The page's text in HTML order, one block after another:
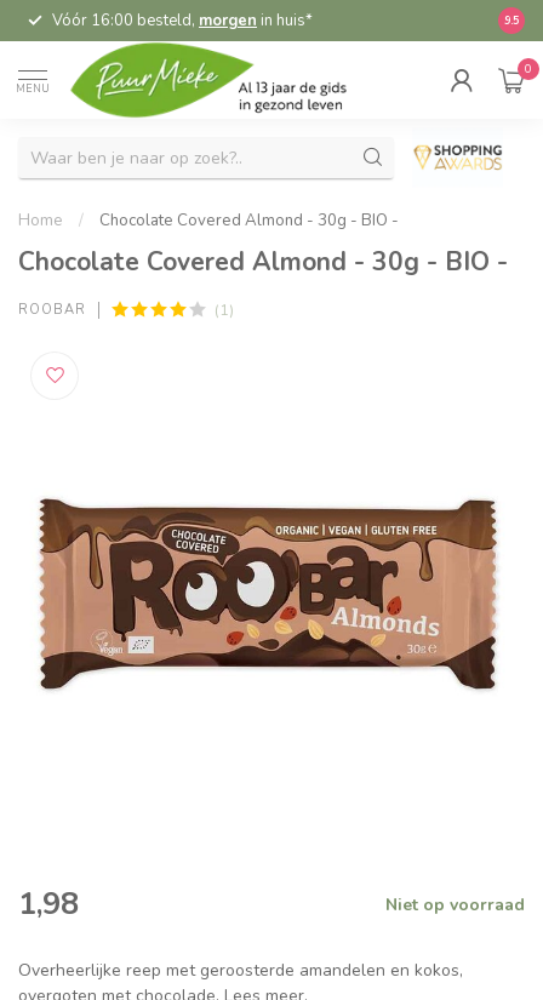
Vóór 16:00 besteld, morgen in huis* 9.5
MENU
0
Home / Chocolate Covered Almond - 30g - BIO -
Chocolate Covered Almond - 30g - BIO -
ROOBAR (1)
1,98 Niet op voorraad
Overheerlijke reep met geroosterde amandelen en kokos,